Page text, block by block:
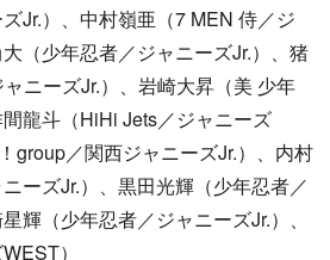
ズJr.）、中村嶺亜（7 MEN 侍／ジ
（少年忍者／ジャニーズJr.）、猪
ニーズJr.）、岩崎大昇（美 少年
龍斗（HiHi Jets／ジャニーズ
group／関西ジャニーズJr.）、内村
ーズJr.）、黒田光輝（少年忍者／
輝（少年忍者／ジャニーズJr.）、
）